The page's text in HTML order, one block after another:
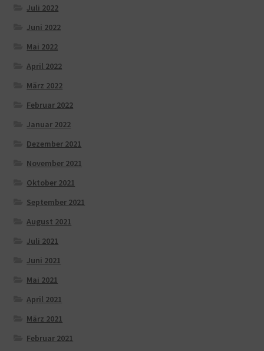
Juli 2022
Juni 2022
Mai 2022
April 2022
März 2022
Februar 2022
Januar 2022
Dezember 2021
November 2021
Oktober 2021
September 2021
August 2021
Juli 2021
Juni 2021
Mai 2021
April 2021
März 2021
Februar 2021